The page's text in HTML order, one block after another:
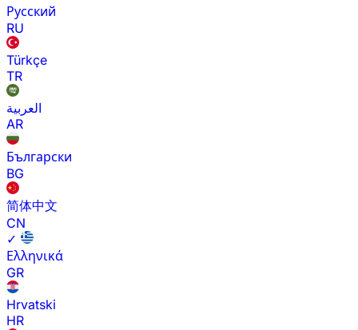
Русский
RU
Türkçe
TR
العربية
AR
Български
BG
简体中文
CN
✓
Ελληνικά
GR
Hrvatski
HR